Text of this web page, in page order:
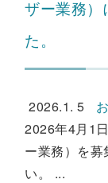
ザー業務）
た。
2026.1. 5
2026年4月1
ー業務）を募
い。 ...